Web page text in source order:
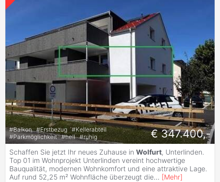
#Balkon #Erstbezug #Kellerabteil
#Parkmöglichkeit #hell #ruhig € 347.400,-
Schaffen Sie jetzt Ihr neues Zuhause in Wolfurt, Unterlinden.
Top 01 im Wohnprojekt Unterlinden vereint hochwertige
Bauqualität, modernen Wohnkomfort und eine attraktive Lage.
Auf rund 52,25 m² Wohnfläche überzeugt die... [Mehr]